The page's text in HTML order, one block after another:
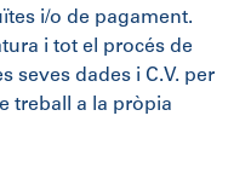
i/o de pagament.
i tot el procés de
seves dades i C.V. per
treball a la pròpia